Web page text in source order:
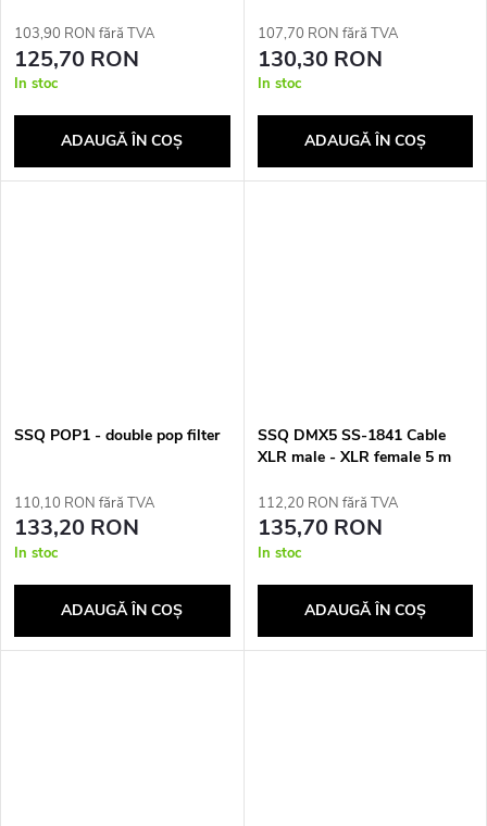
103,90 RON fără TVA
125,70 RON
In stoc
ADAUGĂ ÎN COŞ
107,70 RON fără TVA
130,30 RON
In stoc
ADAUGĂ ÎN COŞ
SSQ POP1 - double pop filter
110,10 RON fără TVA
133,20 RON
In stoc
ADAUGĂ ÎN COŞ
SSQ DMX5 SS-1841 Cable
XLR male - XLR female 5 m
112,20 RON fără TVA
135,70 RON
In stoc
ADAUGĂ ÎN COŞ